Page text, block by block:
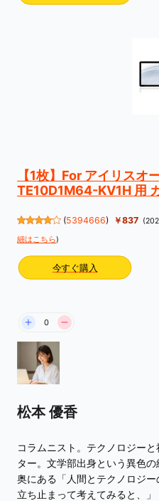
【1枚】For アイリスオ
TE10D1M64-KV1H 用
(5394666) ￥837
細はこちら)
今すぐ購入
0
松本 優香
コラムニスト。テクノロジー
ター。文学部出身という異色
奥にある「人間とテクノロジ
立ち止まって考えてみると、